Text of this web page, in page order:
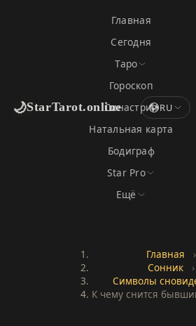
🌙StarTarot.online
Главная
Сегодня
Таро
Гороскоп
Синастрия
Натальная карта
Бодиграф
Star Pro
Ещё
RU
Главная
›
Сонник
›
Символы
К чему снится